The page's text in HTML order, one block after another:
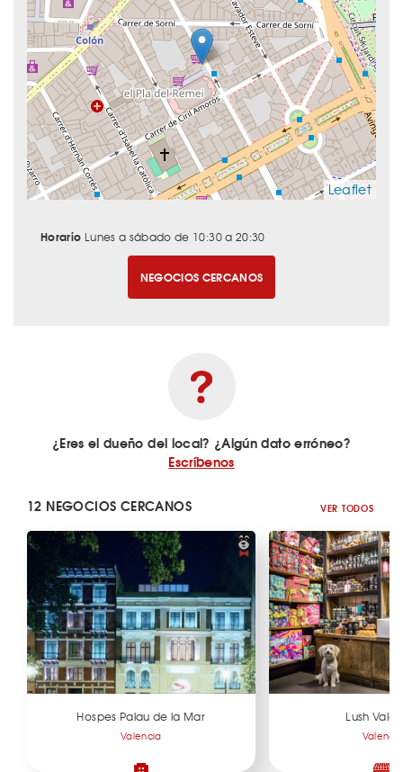
Leaflet
Horario Lunes a sábado de 10:30 a 20:30
NEGOCIOS CERCANOS
¿Eres el dueño del local? ¿Algún dato erróneo?
Escríbenos
12 NEGOCIOS CERCANOS VER TODOS
Hospes Palau de la Mar
Valencia
Lush
Valencia